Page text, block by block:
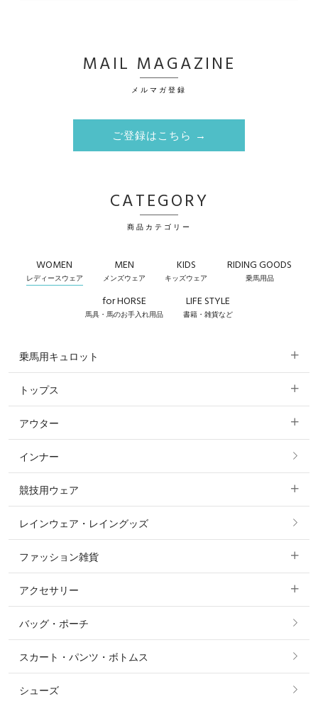
MAIL MAGAZINE
メルマガ登録
ご登録はこちら →
CATEGORY
商品カテゴリー
WOMEN
レディースウェア
MEN
メンズウェア
KIDS
キッズウェア
RIDING GOODS
乗馬用品
for HORSE
馬具・馬のお手入れ用品
LIFE STYLE
書籍・雑貨など
乗馬用キュロット
すべてのキュロット
フルグリップ・尻革 キュロット
ニーグリップ・膝革 キュロット
トップス
すべてのトップス
ポロシャツ
カットソー・Tシャツ・タンクトップ
ニット・セーター
シャツ・ブラウス・ワンピース
アウター
すべてのアウター
コート
ジャケット・ブルゾン
インナー
競技用ウェア
すべての競技用ウェア
ショージャケット
ショーシャツ
レインウェア・レイングッズ
ファッション雑貨
すべてのファッション雑貨
ソックス
ベルト
アクセサリー
すべてのアクセサリー
リング
ピアス・イヤリング
バッグ・ポーチ
スカート・パンツ・ボトムス
シューズ